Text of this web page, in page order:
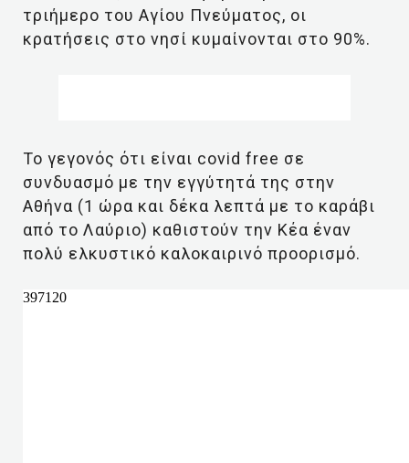
τριήμερο του Αγίου Πνεύματος, οι
κρατήσεις στο νησί κυμαίνονται στο 90%.
Το γεγονός ότι είναι covid free σε
συνδυασμό με την εγγύτητά της στην
Αθήνα (1 ώρα και δέκα λεπτά με το καράβι
από το Λαύριο) καθιστούν την Κέα έναν
πολύ ελκυστικό καλοκαιρινό προορισμό.